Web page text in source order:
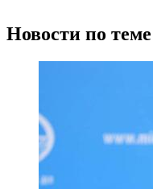
Новости по теме